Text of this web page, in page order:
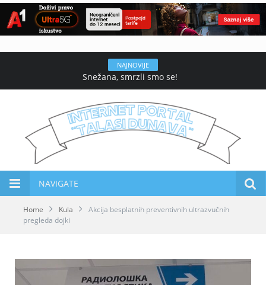
NAJNOVIJE
Snežana, smrzli smo se!
NAVIGATE
Home Kula
Akcija besplatnih preventivnih ultrazvučnih
pregleda dojki